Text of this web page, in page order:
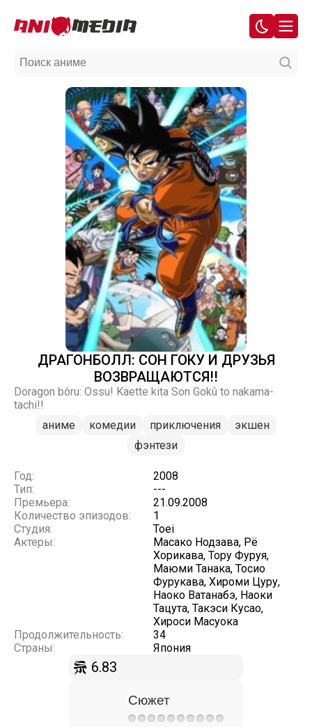
ДРАГОНБОЛЛ: СОН ГОКУ И ДРУЗЬЯ
ВОЗВРАЩАЮТСЯ!!
Doragon bôru: Ossu! Kaette kita Son Gokû to nakama-
tachi!!
аниме
комедии приключения
экшен
фэнтези
Год:
2008
Тип:
---
Премьера:
21.09.2008
Количество эпизодов:
1
Студия:
Toei
Актеры:
Масако Нодзава, Рё
Хорикава, Тору Фуруя,
Маюми Танака, Тосио
Фурукава, Хироми Цуру,
Наоко Ватанабэ, Наоки
Тацута, Такэси Кусао,
Хироси Масуока
Продолжительность:
34
Страны:
Япония
6.83
Сюжет